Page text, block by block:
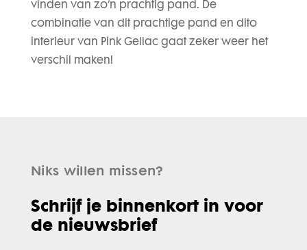
vinden van zo’n prachtig pand. De
combinatie van dit prachtige pand en dito
interieur van Pink Gellac gaat zeker weer het
verschil maken!
Niks willen missen?
Schrijf je binnenkort in voor
de nieuwsbrief